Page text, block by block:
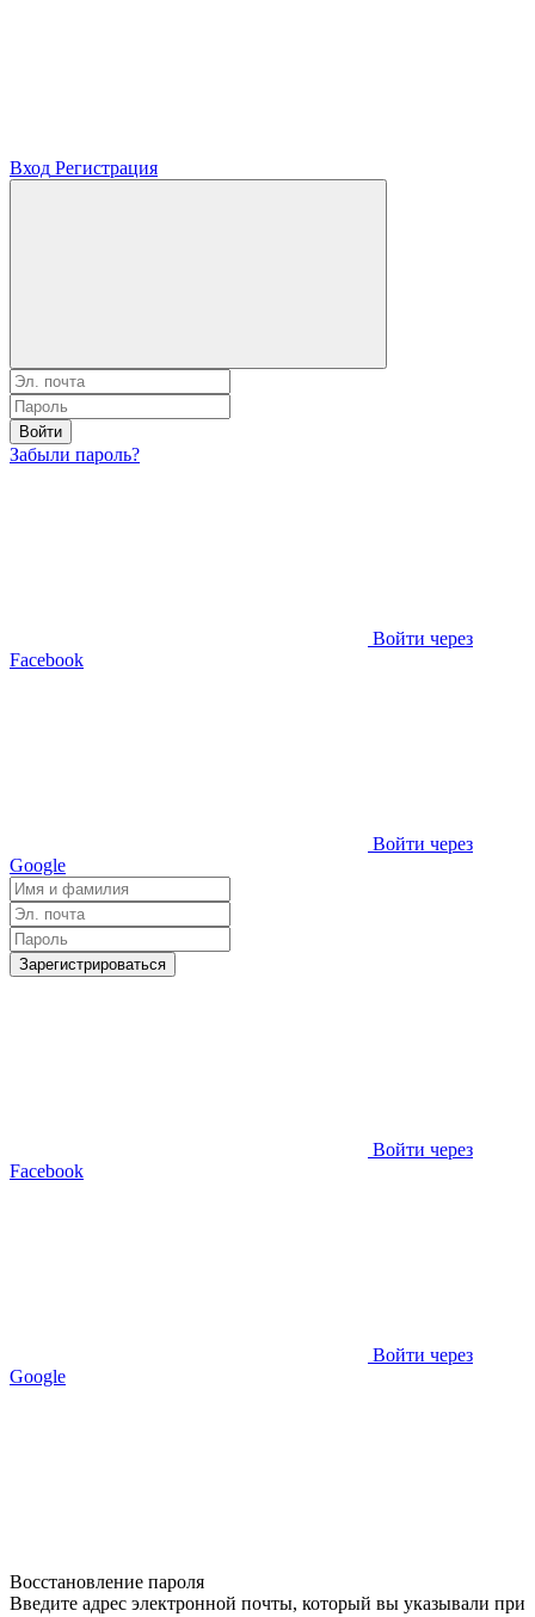
Вход Регистрация
Войти
Забыли пароль?
Войти через
Facebook
Войти через
Google
Зарегистрироваться
Войти через
Facebook
Войти через
Google
Восстановление пароля
Введите адрес электронной почты, который вы указывали при